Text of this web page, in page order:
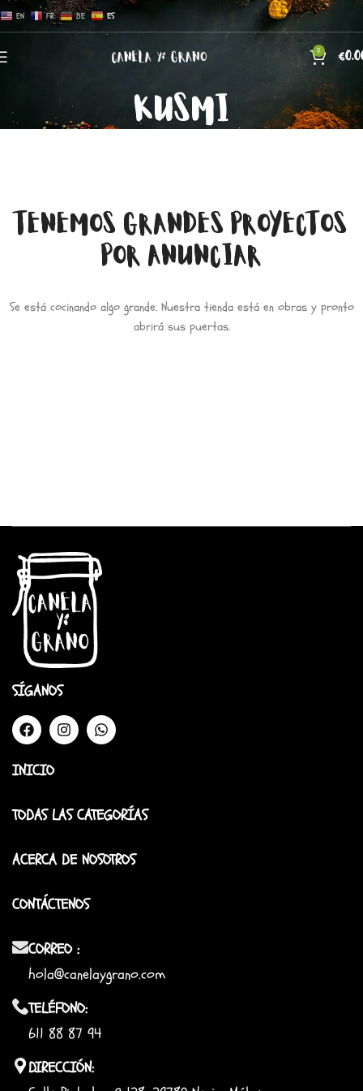
EN FR DE ES
0 €
KUSMI
TENEMOS GRANDES PROYECTOS
POR ANUNCIAR
Se está cocinando algo grande. Nuestra tienda está en obras y pronto
abrirá sus puertas.
SÍGANOS
INICIO
TODAS LAS CATEGORÍAS
ACERCA DE NOSOTROS
CONTÁCTENOS
CORREO :
hola@canelaygrano.com
TELÉFONO:
611 88 87 94
DIRECCIÓN: